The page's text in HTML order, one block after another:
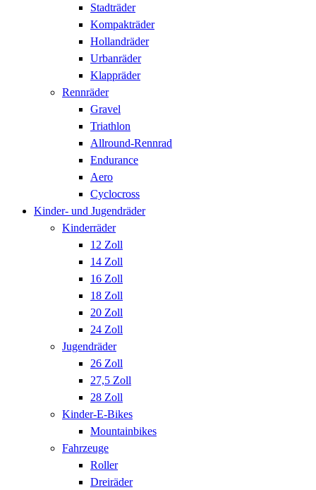
Stadträder
Kompakträder
Hollandräder
Urbanräder
Klappräder
Rennräder
Gravel
Triathlon
Allround-Rennrad
Endurance
Aero
Cyclocross
Kinder- und Jugendräder
Kinderräder
12 Zoll
14 Zoll
16 Zoll
18 Zoll
20 Zoll
24 Zoll
Jugendräder
26 Zoll
27,5 Zoll
28 Zoll
Kinder-E-Bikes
Mountainbikes
Fahrzeuge
Roller
Dreiräder